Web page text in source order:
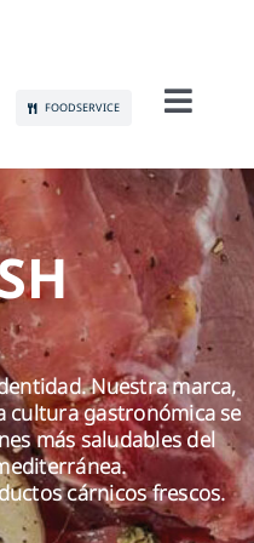
FOODSERVICE
Nuestra marca,
cultura gastronómica se
más saludables del
cárnicos frescos.